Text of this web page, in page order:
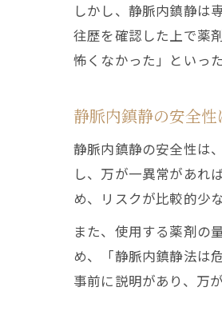
しかし、静脈内鎮静は
往歴を確認した上で薬
怖くなかった」といっ
静脈内鎮静の安全
静脈内鎮静の安全性は
し、万が一異常があれ
め、リスクが比較的少
また、使用する薬剤の
め、「静脈内鎮静法は
事前に説明があり、万